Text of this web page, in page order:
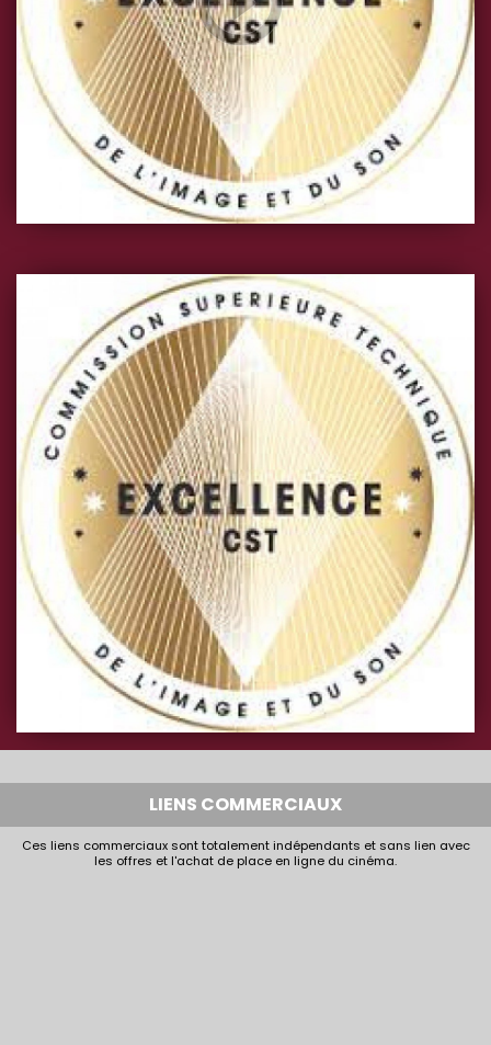
LIENS COMMERCIAUX
Ces liens commerciaux sont totalement indépendants et sans lien avec
les offres et l'achat de place en ligne du cinéma.